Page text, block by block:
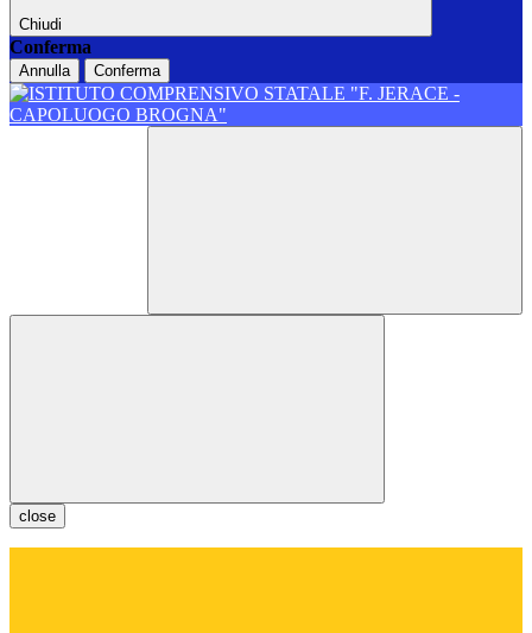
Chiudi
Conferma
Annulla Conferma
close